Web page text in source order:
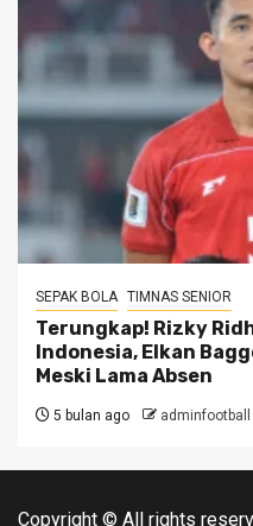
SEPAK BOLA TIMNAS SENIOR
Terungkap! Rizky
Indonesia, Elkan
Meski Lama Absen
5 bulan ago adminfootball
Copyright © All rights